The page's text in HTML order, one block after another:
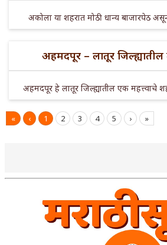
अकोला या शहरात मोठी धान्य बाजारपेठ
अहमदपूर – लातूर जिल्ह्यातील
अहमदपूर हे लातूर जिल्ह्यातील एक
« ‹ 1 2 3 4 5 › »